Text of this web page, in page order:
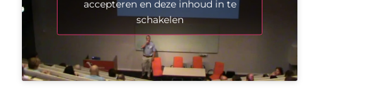
accepteren en deze inhoud in te
schakelen